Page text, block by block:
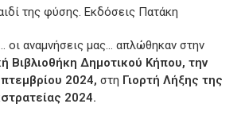
της φύσης. Εκδόσεις Πατάκη
οι αναμνήσεις μας… απλώθηκαν στην
Βιβλιοθήκη Δημοτικού Κήπου, την
2024, στη Γιορτή Λήξης της
2024.